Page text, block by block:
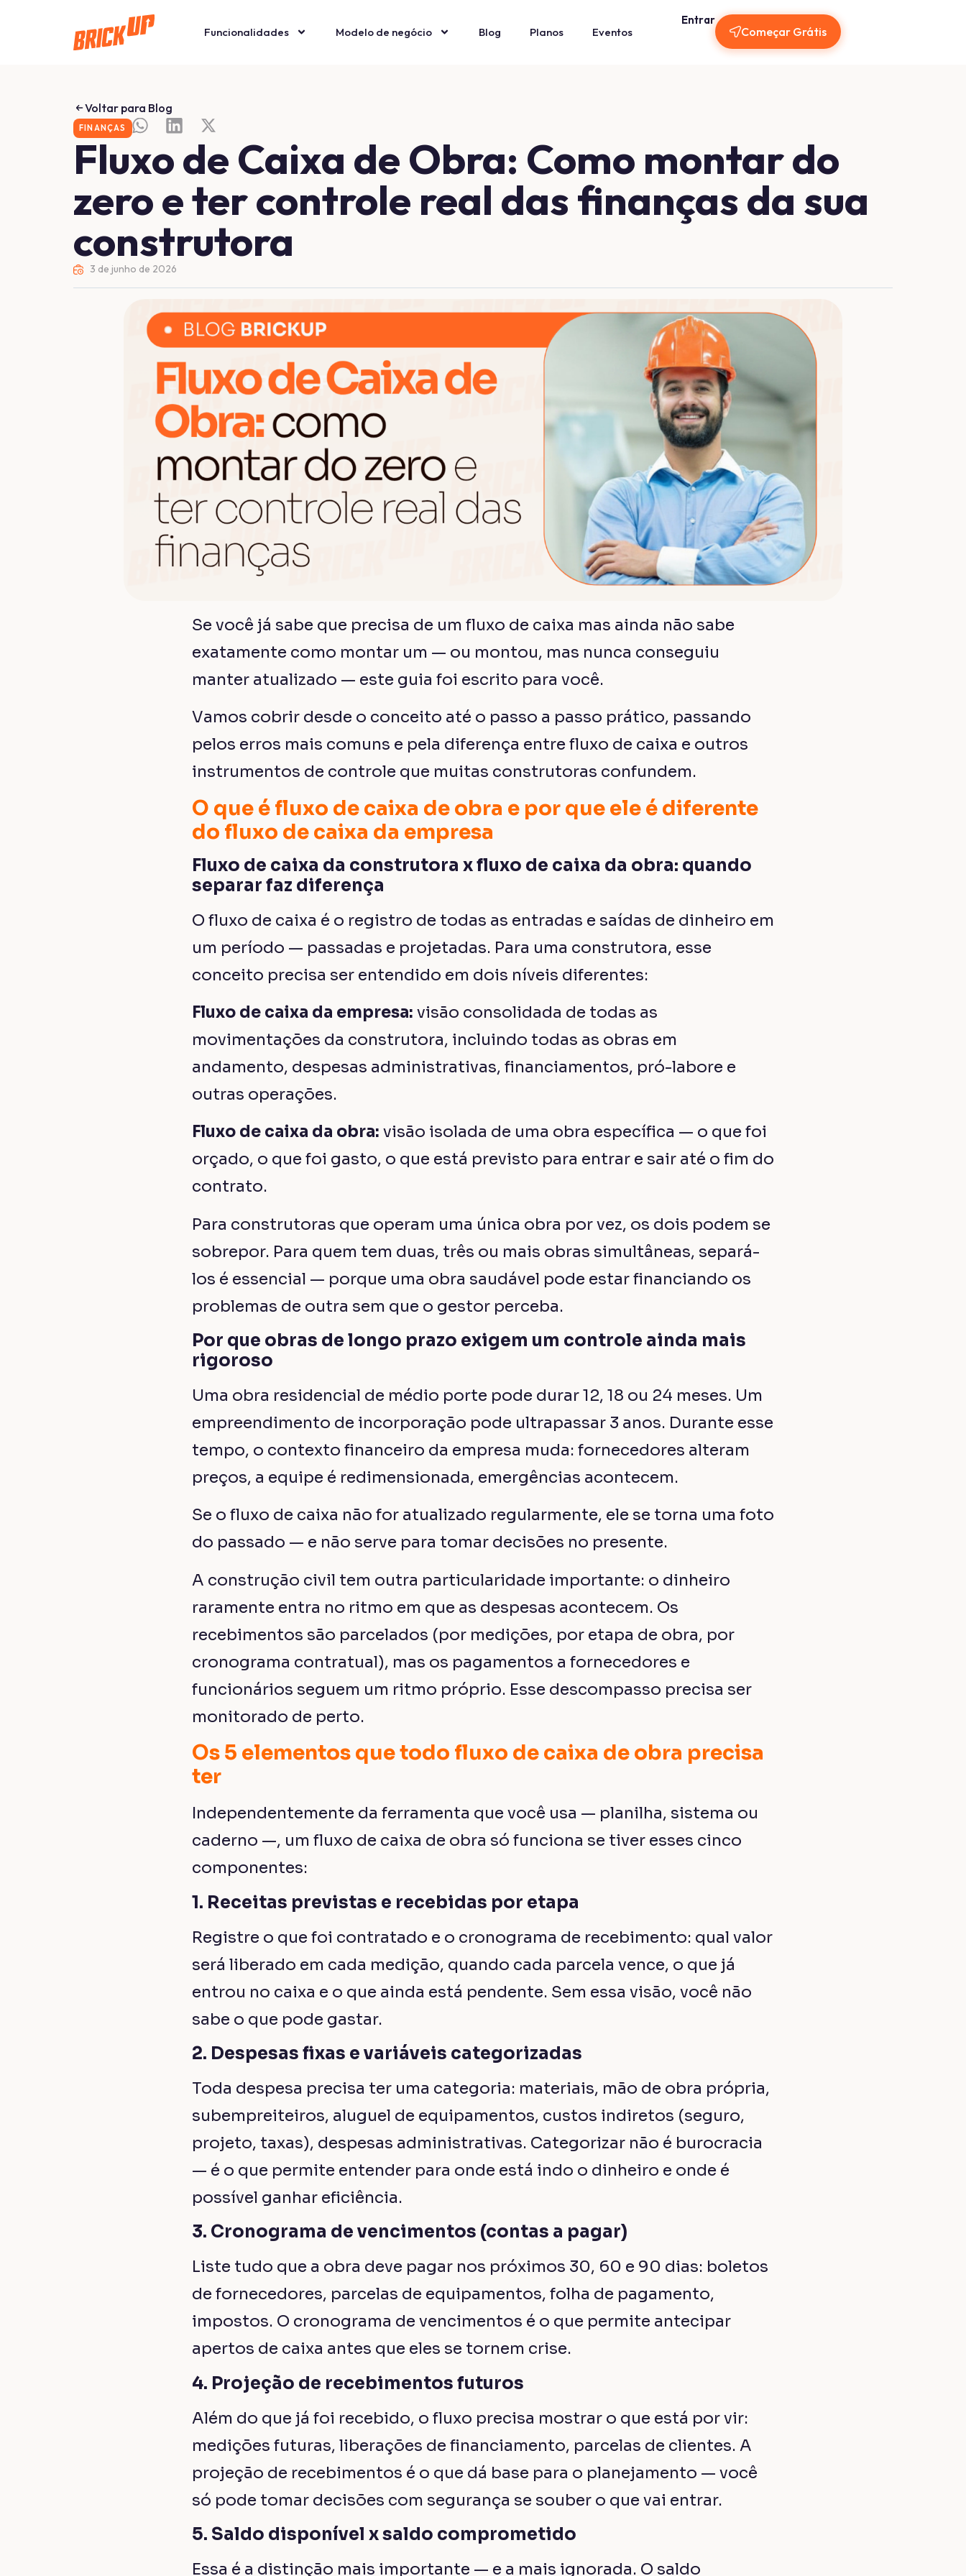
Funcionalidades Modelo de negócio Blog Planos Eventos
Entrar
Começar Grátis
Voltar para Blog
FINANÇAS
Fluxo de Caixa de Obra: Como montar do
zero e ter controle real das finanças da sua
construtora
3 de junho de 2026
Se você já sabe que precisa de um fluxo de caixa mas ainda não sabe
exatamente como montar um — ou montou, mas nunca conseguiu
manter atualizado — este guia foi escrito para você.
Vamos cobrir desde o conceito até o passo a passo prático, passando
pelos erros mais comuns e pela diferença entre fluxo de caixa e outros
instrumentos de controle que muitas construtoras confundem.
O que é fluxo de caixa de obra e por que ele é diferente
do fluxo de caixa da empresa
Fluxo de caixa da construtora x fluxo de caixa da obra: quando
separar faz diferença
O fluxo de caixa é o registro de todas as entradas e saídas de dinheiro em
um período — passadas e projetadas. Para uma construtora, esse
conceito precisa ser entendido em dois níveis diferentes:
Fluxo de caixa da empresa: visão consolidada de todas as
movimentações da construtora, incluindo todas as obras em
andamento, despesas administrativas, financiamentos, pró-labore e
outras operações.
Fluxo de caixa da obra: visão isolada de uma obra específica — o que foi
orçado, o que foi gasto, o que está previsto para entrar e sair até o fim do
contrato.
Para construtoras que operam uma única obra por vez, os dois podem se
sobrepor. Para quem tem duas, três ou mais obras simultâneas, separá-
los é essencial — porque uma obra saudável pode estar financiando os
problemas de outra sem que o gestor perceba.
Por que obras de longo prazo exigem um controle ainda mais
rigoroso
Uma obra residencial de médio porte pode durar 12, 18 ou 24 meses. Um
empreendimento de incorporação pode ultrapassar 3 anos. Durante esse
tempo, o contexto financeiro da empresa muda: fornecedores alteram
preços, a equipe é redimensionada, emergências acontecem.
Se o fluxo de caixa não for atualizado regularmente, ele se torna uma foto
do passado — e não serve para tomar decisões no presente.
A construção civil tem outra particularidade importante: o dinheiro
raramente entra no ritmo em que as despesas acontecem. Os
recebimentos são parcelados (por medições, por etapa de obra, por
cronograma contratual), mas os pagamentos a fornecedores e
funcionários seguem um ritmo próprio. Esse descompasso precisa ser
monitorado de perto.
Os 5 elementos que todo fluxo de caixa de obra precisa
ter
Independentemente da ferramenta que você usa — planilha, sistema ou
caderno —, um fluxo de caixa de obra só funciona se tiver esses cinco
componentes:
1. Receitas previstas e recebidas por etapa
Registre o que foi contratado e o cronograma de recebimento: qual valor
será liberado em cada medição, quando cada parcela vence, o que já
entrou no caixa e o que ainda está pendente. Sem essa visão, você não
sabe o que pode gastar.
2. Despesas fixas e variáveis categorizadas
Toda despesa precisa ter uma categoria: materiais, mão de obra própria,
subempreiteiros, aluguel de equipamentos, custos indiretos (seguro,
projeto, taxas), despesas administrativas. Categorizar não é burocracia
— é o que permite entender para onde está indo o dinheiro e onde é
possível ganhar eficiência.
3. Cronograma de vencimentos (contas a pagar)
Liste tudo que a obra deve pagar nos próximos 30, 60 e 90 dias: boletos
de fornecedores, parcelas de equipamentos, folha de pagamento,
impostos. O cronograma de vencimentos é o que permite antecipar
apertos de caixa antes que eles se tornem crise.
4. Projeção de recebimentos futuros
Além do que já foi recebido, o fluxo precisa mostrar o que está por vir:
medições futuras, liberações de financiamento, parcelas de clientes. A
projeção de recebimentos é o que dá base para o planejamento — você
só pode tomar decisões com segurança se souber o que vai entrar.
5. Saldo disponível x saldo comprometido
Essa é a distinção mais importante — e a mais ignorada. O saldo